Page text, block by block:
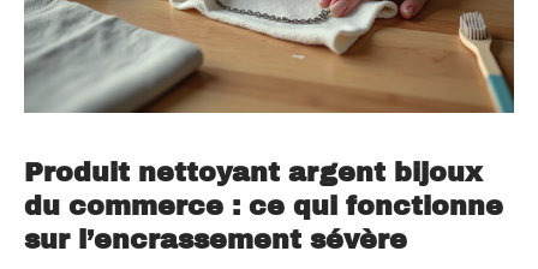
Produit nettoyant argent bijoux
du commerce : ce qui fonctionne
sur l’encrassement sévère